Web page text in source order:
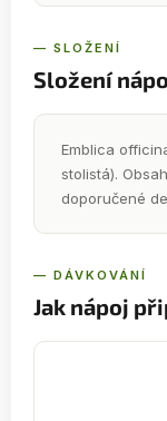
— SLOŽENÍ
Složení
Emblica
stolistá).
doporučené
— DÁVKOVÁNÍ
Jak nápoj